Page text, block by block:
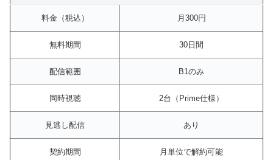
料金（税込） 月300円
無料期間 30日間
配信範囲 B1のみ
同時視聴 2台（Prime仕様）
見逃し配信 あり
契約期間 月単位で解約可能